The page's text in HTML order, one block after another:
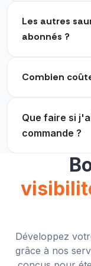
Waoo ! Mon
JH James
mon compte.
B Brun
des abonnés
D
Client
L'un des
Client
Les autres
abonnés ?
Combien
Que faire si
commande ?
Développez
grâce à nos